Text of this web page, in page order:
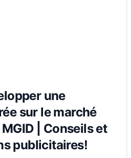
une
sur le marché
| Conseils et
publicitaires!